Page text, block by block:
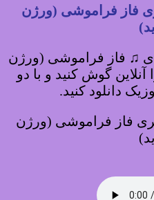
فاز فراموشی (ورژن
♫ فاز فراموشی (ورژن
آنلاین گوش کنید و با دو
دانلود کنید.